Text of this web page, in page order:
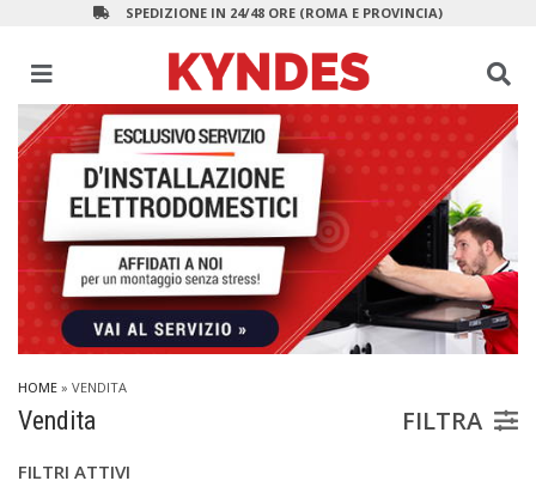
SPEDIZIONE IN 24/48 ORE (ROMA E PROVINCIA)
HOME » VENDITA
Vendita FILTRA
FILTRI ATTIVI